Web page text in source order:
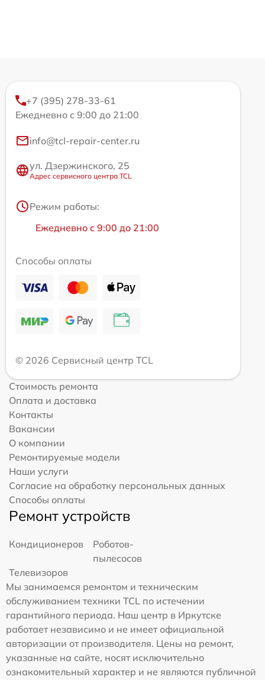
+7 (395) 278-33-61
Ежедневно с 9:00 до 21:00
info@tcl-repair-center.ru
ул. Дзержинского, 25
Адрес сервисного центра TCL
Режим работы:
Ежедневно с 9:00 до 21:00
Способы оплаты
© 2026 Сервисный центр TCL
Стоимость ремонта
Оплата и доставка
Контакты
Вакансии
О компании
Ремонтируемые модели
Наши услуги
Согласие на обработку персональных данных
Способы оплаты
Ремонт устройств
Кондиционеров
Роботов-
пылесосов
Телевизоров
Мы занимаемся ремонтом и техническим
обслуживанием техники TCL по истечении
гарантийного периода. Наш центр в Иркутске
работает независимо и не имеет официальной
авторизации от производителя. Цены на ремонт,
указанные на сайте, носят исключительно
ознакомительный характер и не являются публичной